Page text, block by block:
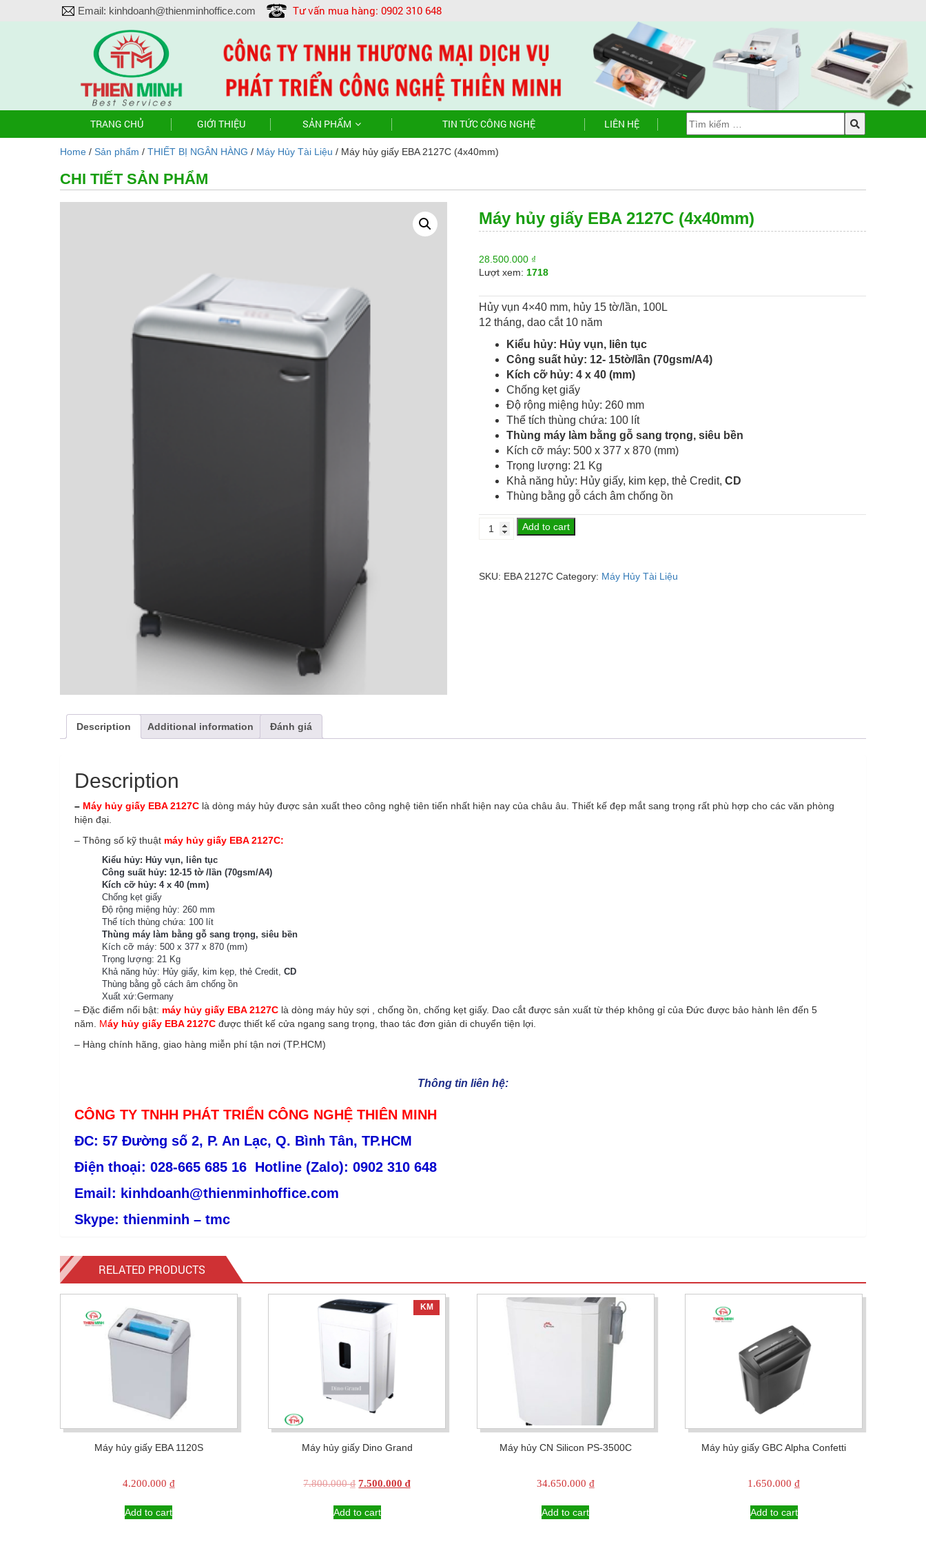
Email: kinhdoanh@thienminhoffice.com Tư vấn mua hàng: 0902 310 648
TRANG CHỦ GIỚI THIỆU SẢN PHẨM TIN TỨC CÔNG NGHỆ LIÊN HỆ
Home / Sản phẩm / THIẾT BỊ NGÂN HÀNG / Máy Hủy Tài Liệu / Máy hủy giấy EBA 2127C (4x40mm)
CHI TIẾT SẢN PHẨM
Máy hủy giấy EBA 2127C (4x40mm)
28.500.000 ₫
Lượt xem: 1718
Hủy vụn 4×40 mm, hủy 15 tờ/lần, 100L
12 tháng, dao cắt 10 năm
Kiểu hủy: Hủy vụn, liên tục
Công suất hủy: 12- 15tờ/lần (70gsm/A4)
Kích cỡ hủy: 4 x 40 (mm)
Chống kẹt giấy
Độ rộng miệng hủy: 260 mm
Thể tích thùng chứa: 100 lít
Thùng máy làm bằng gỗ sang trọng, siêu bền
Kích cỡ máy: 500 x 377 x 870 (mm)
Trọng lượng: 21 Kg
Khả năng hủy: Hủy giấy, kim kẹp, thẻ Credit,CD
Thùng bằng gỗ cách âm chống ồn
Máy
2127C
Add to cart
SKU: EBA 2127C Category: Máy Hủy Tài Liệu
Description Additional information Đánh giá
Description
– Máy hủy giấy EBA 2127C là dòng máy hủy được sản xuất theo công nghệ tiên tiến nhất hiện nay của châu âu. Thiết kế đẹp mắt sang trọng rất phù hợp cho các văn phòng
hiện đại.
– Thông số kỹ thuật máy hủy giấy EBA 2127C:
Kiểu hủy: Hủy vụn, liên tục
Công suất hủy: 12-15 tờ /lần (70gsm/A4)
Kích cỡ hủy: 4 x 40 (mm)
Chống kẹt giấy
Độ rộng miệng hủy: 260 mm
Thể tích thùng chứa: 100 lít
Thùng máy làm bằng gỗ sang trọng, siêu bền
Kích cỡ máy: 500 x 377 x 870 (mm)
Trọng lượng: 21 Kg
Khả năng hủy: Hủy giấy, kim kẹp, thẻ Credit, CD
Thùng bằng gỗ cách âm chống ồn
Xuất xứ:Germany
– Đặc điểm nổi bật: máy hủy giấy EBA 2127C là dòng máy hủy sợi , chống ồn, chống kẹt giấy. Dao cắt được sản xuất từ thép không gỉ của Đức được bảo hành lên đến 5
năm. Máy hủy giấy EBA 2127C được thiết kế cửa ngang sang trọng, thao tác đơn giản di chuyển tiện lợi.
– Hàng chính hãng, giao hàng miễn phí tận nơi (TP.HCM)
Thông tin liên hệ:
CÔNG TY TNHH PHÁT TRIỂN CÔNG NGHỆ THIÊN MINH
ĐC: 57 Đường số 2, P. An Lạc, Q. Bình Tân, TP.HCM
Điện thoại: 028-665 685 16 Hotline (Zalo): 0902 310 648
Email: kinhdoanh@thienminhoffice.com
Skype: thienminh – tmc
RELATED PRODUCTS
Máy hủy giấy EBA 1120S
4.200.000 ₫
Add to cart
KM
Máy hủy giấy Dino Grand
7.800.000₫ Original
was:
7.500.000₫Current
Add to cart
Máy hủy CN Silicon PS-3500C
34.650.000 ₫
Add to cart
Máy hủy giấy GBC Alpha Confetti
1.650.000₫
Add to cart